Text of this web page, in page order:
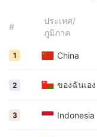
#
ประเทศ/
ภูมิภาค
1 China
2 ของฉันเอง
3 Indonesia